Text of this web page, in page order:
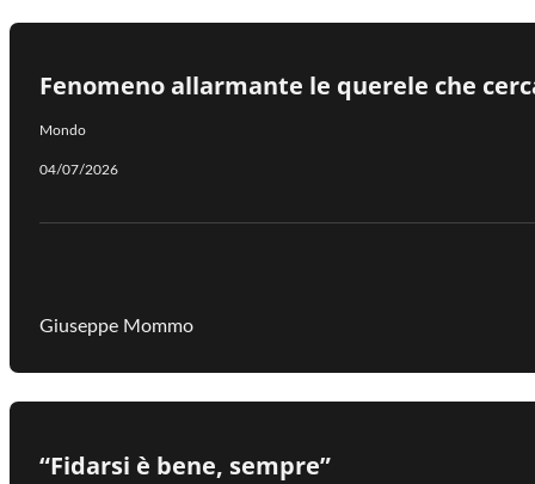
Fenomeno allarmante le querele che
Mondo
04/07/2026
Giuseppe Mommo
“Fidarsi è bene, sempre”